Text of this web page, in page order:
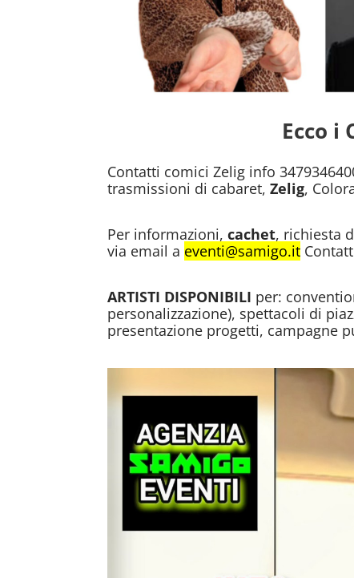
Ecco i
Contatti comici Zelig info
trasmissioni di cabaret,Zelig,
Per informazioni,cachet, richiesta
via email a eventi@samigo.it
ARTISTI DISPONIBILI per:
personalizzazione), spettacoli di
presentazione progetti, campagne